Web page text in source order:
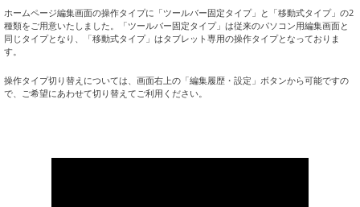
ホームページ編集画面の操作タイプに「ツールバー固定タイプ」と「移動式タイプ」の2
種類をご用意いたしました。「ツールバー固定タイプ」は従来のパソコン用編集画面と
同じタイプとなり、「移動式タイプ」はタブレット専用の操作タイプとなっておりま
す。
操作タイプ切り替えについては、画面右上の「編集履歴・設定」ボタンから可能ですの
で、ご希望にあわせて切り替えてご利用ください。